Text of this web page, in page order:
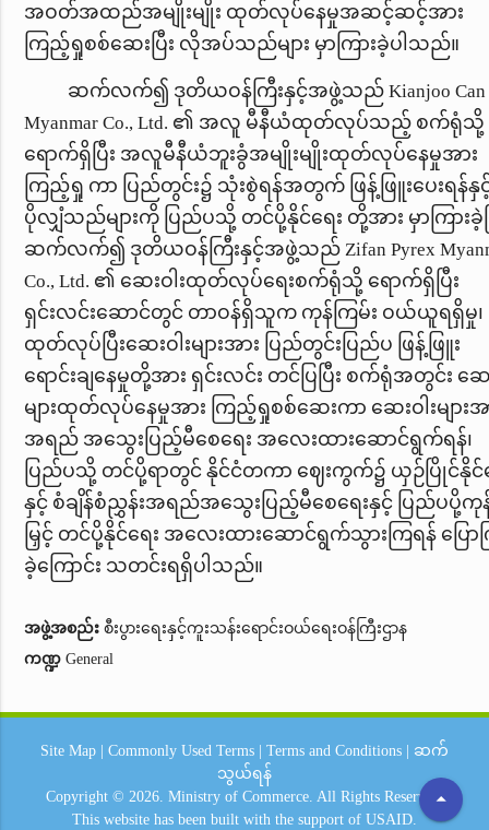
အဝတ်အထည်အမျိုးမျိုး ထုတ်လုပ်နေမှုအဆင့်ဆင့်အား
ကြည့်ရှုစစ်ဆေးပြီး လိုအပ်သည်များ မှာကြားခဲ့ပါသည်။
ဆက်လက်၍ ဒုတိယဝန်ကြီးနှင့်အဖွဲ့သည် Kianjoo Can
Myanmar Co., Ltd. ၏ အလူ မီနီယံထုတ်လုပ်သည့် စက်ရုံသို့
ရောက်ရှိပြီး အလူမီနီယံဘူးခွံအမျိုးမျိုးထုတ်လုပ်နေမှုအား
ကြည့်ရှု ကာ ပြည်တွင်း၌ သုံးစွဲရန်အတွက် ဖြန့်ဖြူးပေးရန်နှ
ပိုလျှံသည်များကို ပြည်ပသို့ တင်ပို့နိုင်ရေး တို့အား မှာကြားခဲ့ပ
ဆက်လက်၍ ဒုတိယဝန်ကြီးနှင့်အဖွဲ့သည် Zifan Pyrex
Co., Ltd. ၏ ဆေးဝါးထုတ်လုပ်ရေးစက်ရုံသို့ ရောက်ရှိပြီး
ရှင်းလင်းဆောင်တွင် တာဝန်ရှိသူက ကုန်ကြမ်း ဝယ်ယူရရှိမှု၊
ထုတ်လုပ်ပြီးဆေးဝါးများအား ပြည်တွင်းပြည်ပ ဖြန့်ဖြူး
ရောင်းချနေမှုတို့အား ရှင်းလင်း တင်ပြပြီး စက်ရုံအတွင်း ဆေ
များထုတ်လုပ်နေမှုအား ကြည့်ရှုစစ်ဆေးကာ ဆေးဝါးများအ
အရည် အသွေးပြည့်မီစေရေး အလေးထားဆောင်ရွက်ရန်၊
ပြည်ပသို့ တင်ပို့ရာတွင် နိုင်ငံတကာ ဈေးကွက်၌ ယှဉ်ပြိုင်နိုင်
နှင့် စံချိန်စံညွှန်းအရည်အသွေးပြည့်မီစေရေးနှင့် ပြည်ပပို့ကု
မြှင့် တင်ပို့နိုင်ရေး အလေးထားဆောင်ရွက်သွားကြရန် ပြောက
ခဲ့ကြောင်း သတင်းရရှိပါသည်။
အဖွဲ့အစည်း စီးပွားရေးနှင့်ကူးသန်းရောင်းဝယ်ရေးဝန်ကြီးဌာန
ကဏ္ဍ General
arrow_drop_up
Site Map | Commonly Used Terms | Terms and Conditions | ဆက်
သွယ်ရန်
Copyright © 2026. Ministry of Commerce. All Rights Reserved.
This website has been built with the support of USAID.